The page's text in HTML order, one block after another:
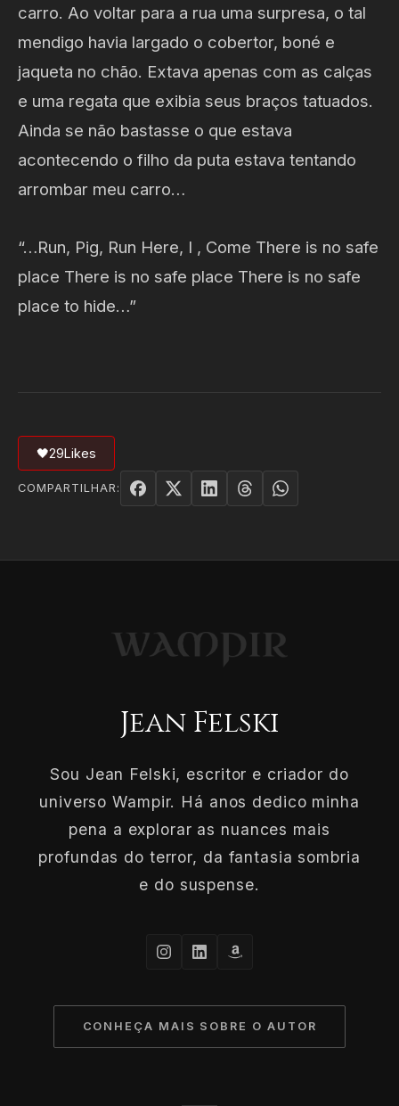
carro. Ao voltar para a rua uma surpresa, o tal
mendigo havia largado o cobertor, boné e
jaqueta no chão. Extava apenas com as calças
e uma regata que exibia seus braços tatuados.
Ainda se não bastasse o que estava
acontecendo o filho da puta estava tentando
arrombar meu carro…
“…Run, Pig, Run Here, I , Come There is no safe
place There is no safe place There is no safe
place to hide…”
🖤29Likes
COMPARTILHAR:
Jean Felski
Sou Jean Felski, escritor e criador do
universo Wampir. Há anos dedico minha
pena a explorar as nuances mais
profundas do terror, da fantasia sombria
e do suspense.
CONHEÇA MAIS SOBRE O AUTOR